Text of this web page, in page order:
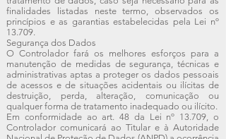
finalidades listadas neste termo, observados os
princípios e as garantias estabelecidas pela Lei nº
13.709.
Segurança dos Dados
O Controlador fará os melhores esforços para a
manutenção de medidas de segurança, técnicas e
administrativas aptas a proteger os dados pessoais
de acessos e de situações acidentais ou ilícitas de
destruição, perda, alteração, comunicação ou
qualquer forma de tratamento inadequado ou ilícito.
Em conformidade ao art. 48 da Lei nº 13.709, o
Controlador comunicará ao Titular e à Autoridade